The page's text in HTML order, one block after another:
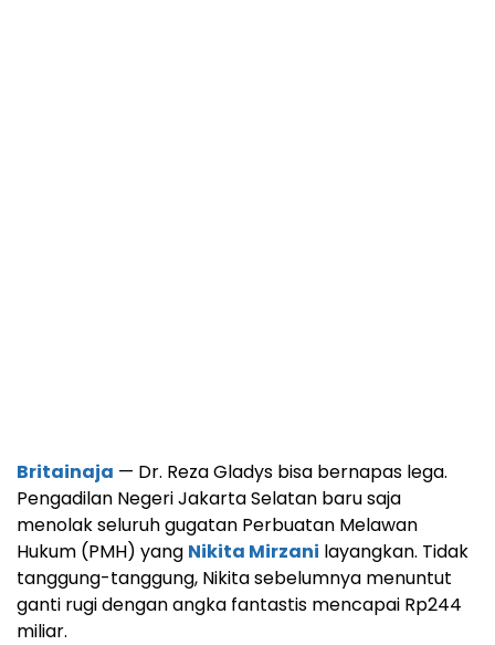
Britainaja — Dr. Reza Gladys bisa bernapas lega.
Pengadilan Negeri Jakarta Selatan baru saja
menolak seluruh gugatan Perbuatan Melawan
Hukum (PMH) yang Nikita Mirzani layangkan. Tidak
tanggung-tanggung, Nikita sebelumnya menuntut
ganti rugi dengan angka fantastis mencapai Rp244
miliar.